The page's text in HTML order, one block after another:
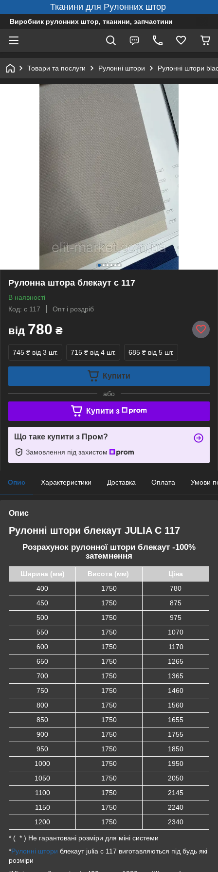
Тканини для Рулонних штор
Виробник рулонних штор, тканини, запчастини
Товари та послуги Рулонні штори Рулонні штори
Рулонна штора блекаут с 117
В наявності
Код: с 117
Опт і роздріб
від 780 ₴
745 ₴ від 3 шт. 715 ₴ від 4 шт. 685 ₴ від 5 шт.
Купити
або
Купити з
Що таке купити з Пром?
Замовлення під захистом
Опис Характеристики Доставка Оплата Умови
Опис
Рулонні штори блекаут JULIA C 117
Розрахунок рулонної штори блекаут -100%
затемнення
Ширина (мм) Висота (мм)
Ціна
400
1750
780
450
1750
875
500
1750
975
550
1750
1070
600
1750
1170
650
1750
1265
700
1750
1365
750
1750
1460
800
1750
1560
850
1750
1655
900
1750
1755
950
1750
1850
1000
1750
1950
1050
1750
2050
1100
1750
2145
1150
1750
2240
1200
1750 2340
* ( * ) Не гарантовані розміри для міні системи
*Рулонні штори блекаут julia c 117 виготавляються під будь які
розміри